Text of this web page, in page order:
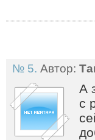
№ 5. Автор:
А
с